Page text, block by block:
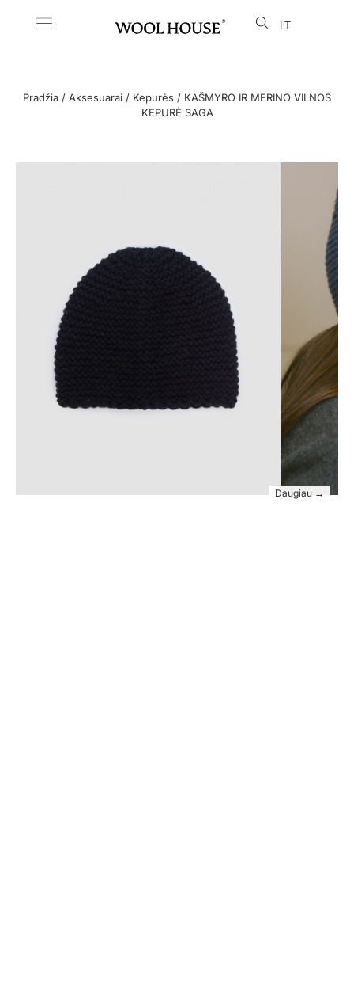
LT
EN
Pradžia / Aksesuarai / Kepurės / KAŠMYRO IR MERINO VILNOS
KEPURĖ SAGA